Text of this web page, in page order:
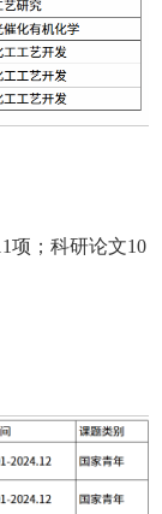
项；科研论文10